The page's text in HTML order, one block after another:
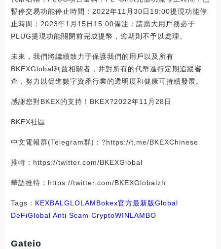
暫停交易功能停止時間：2022年11月30日18:00提現功能停
止時間：2023年1月15日15:00備注：請廣大用戶務必于
PLUG提現功能關閉前完成提幣，逾期則不予以處理。
未來，我們將繼續致力于保護我們的用戶以及所有
BKEXGlobal利益相關者，并對所有的代幣進行定期追蹤審
查，努力以促進數字資產行業的透明度和健康可持續發展。
感謝您對BKEX的支持！BKEX?2022年11月28日
BKEX社區
中文電報群(Telegram群)：?https://t.me/BKEXChinese
推特：https://twitter.com/BKEXGlobal
華語推特：https://twitter.com/BKEXGlobalzh
Tags： KEXBAL GLOLAMBokex官方最新版Global
DeFiGlobal Anti Scam CryptoWINLAMBO
Gateio